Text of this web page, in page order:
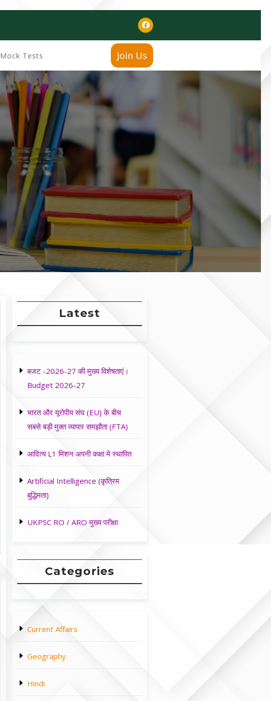
Mock Tests Join Us
Latest
बजट -2026-27 की मुख्य विशेषताएं।
Budget 2026-27
भारत और यूरोपीय संघ (EU) के बीच
सबसे बड़ी मुक्त व्यापार समझौता (FTA)
आदित्य L1 मिशन अपनी कक्षा मे स्थापित
Artificial Intelligence (कृत्रिम
बुद्धिमता)
UKPSC RO / ARO मुख्य परीक्षा
Categories
Current Affairs
Geography
Hindi